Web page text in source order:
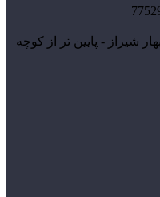
شیراز - پایین تر از کوچه